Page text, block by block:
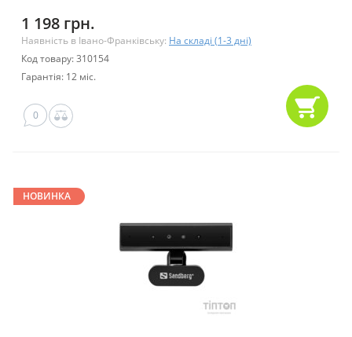
1 198 грн.
Наявність в Івано-Франківську: На складі (1-3 дні)
Код товару: 310154
Гарантія: 12 міс.
0
НОВИНКА